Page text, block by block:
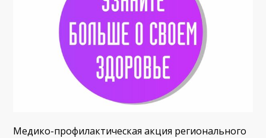
Медико-профилактическая акция регионального